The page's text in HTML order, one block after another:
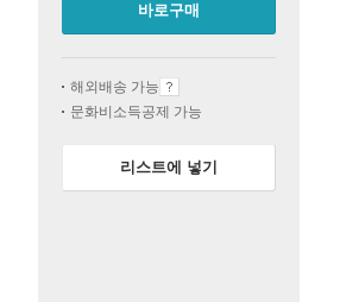
바로구매
해외배송 가능
문화비소득공제 가능
리스트에 넣기